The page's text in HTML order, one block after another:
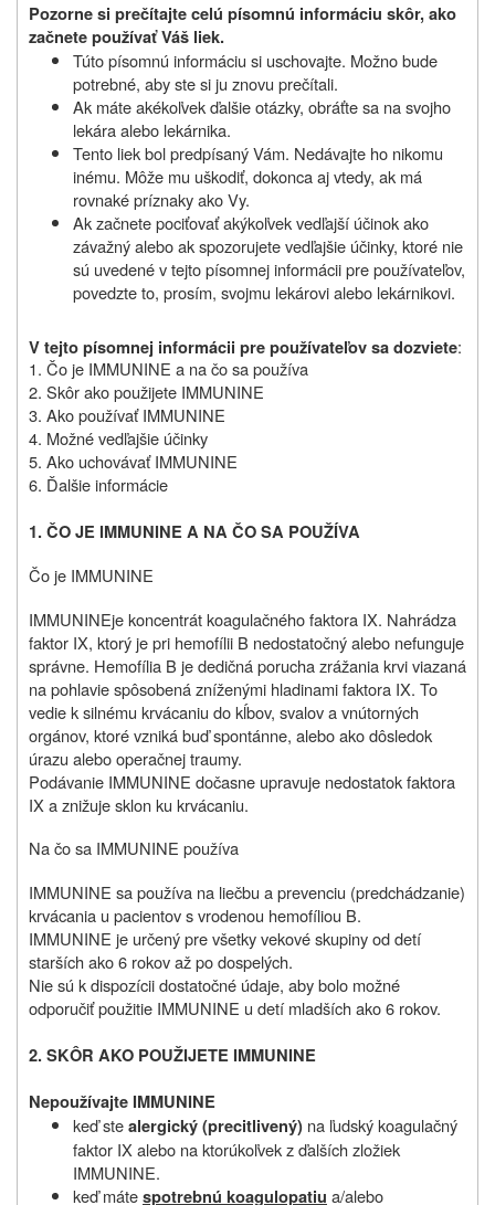
Pozorne si prečítajte celú písomnú informáciu skôr, ako
začnete používať Váš liek.
Túto písomnú informáciu si uschovajte. Možno bude
potrebné, aby ste si ju znovu prečítali.
Ak máte akékoľvek ďalšie otázky, obráťte sa na svojho
lekára alebo lekárnika.
Tento liek bol predpísaný Vám. Nedávajte ho nikomu
inému. Môže mu uškodiť, dokonca aj vtedy, ak má
rovnaké príznaky ako Vy.
Ak začnete pociťovať akýkoľvek vedľajší účinok ako
závažný alebo ak spozorujete vedľajšie účinky, ktoré nie
sú uvedené v tejto písomnej informácii pre používateľov,
povedzte to, prosím, svojmu lekárovi alebo lekárnikovi.
V tejto písomnej informácii pre používateľov sa dozviete:
1. Čo je IMMUNINE a na čo sa používa
2. Skôr ako použijete IMMUNINE
3. Ako používať IMMUNINE
4. Možné vedľajšie účinky
5. Ako uchovávať IMMUNINE
6. Ďalšie informácie
1.ČO JE IMMUNINE A NA ČO SA POUŽÍVA
Čo je IMMUNINE
IMMUNINEje koncentrát koagulačného faktora IX. Nahrádza
faktor IX, ktorý je pri hemofílii B nedostatočný alebo nefunguje
správne. Hemofília B je dedičná porucha zrážania krvi viazaná
na pohlavie spôsobená zníženými hladinami faktora IX. To
vedie k silnému krvácaniu do kĺbov, svalov a vnútorných
orgánov, ktoré vzniká buď spontánne, alebo ako dôsledok
úrazu alebo operačnej traumy.
Podávanie IMMUNINE dočasne upravuje nedostatok faktora
IX a znižuje sklon ku krvácaniu.
Na čo sa IMMUNINE používa
IMMUNINE sa používa na liečbu a prevenciu (predchádzanie)
krvácania u pacientov s vrodenou hemofíliou B.
IMMUNINE je určený pre všetky vekové skupiny od detí
starších ako 6 rokov až po dospelých.
Nie sú k dispozícii dostatočné údaje, aby bolo možné
odporučiť použitie IMMUNINE u detí mladších ako 6 rokov.
2.SKÔR AKO POUŽIJETE IMMUNINE
Nepoužívajte IMMUNINE
keď stealergický (precitlivený) na ľudský koagulačný
faktor IX alebo na ktorúkoľvek z ďalších zložiek
IMMUNINE.
keď mátespotrebnú koagulopatiu a/alebo